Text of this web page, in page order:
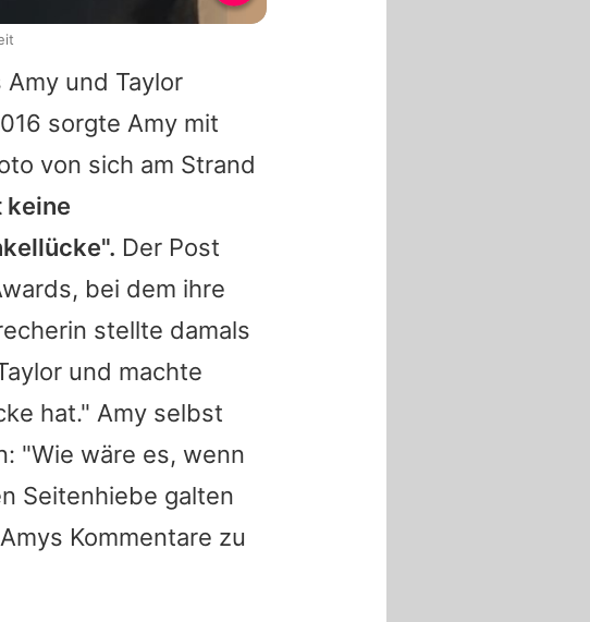
Amy und Taylor
sorgte Amy mit
von sich am Strand
keine
Der Post
bei dem ihre
stellte damals
und machte
hat." Amy selbst
"Wie wäre es, wenn
Seitenhiebe galten
Amys Kommentare zu